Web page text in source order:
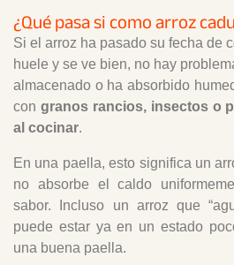
¿Qué pasa si como arroz
Si el arroz ha pasado su fecha de
huele y se ve bien, no hay
almacenado o ha absorbido
con granos rancios, insectos o
al cocinar.
En una paella, esto significa un
no absorbe el caldo
sabor. Incluso un arroz que
puede estar ya en un estado
una buena paella.